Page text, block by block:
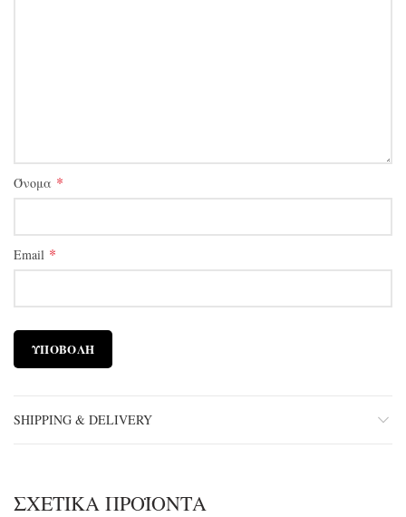
Όνομα *
Email *
SHIPPING & DELIVERY
ΣΧΕΤΙΚΆ ΠΡΟΪΌΝΤΑ